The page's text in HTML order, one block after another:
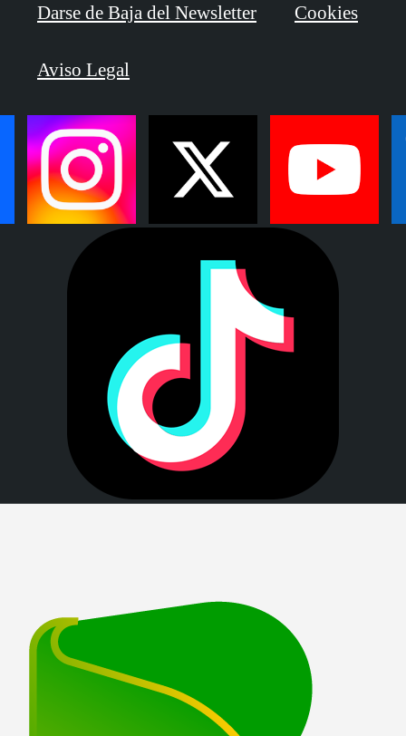
Darse de Baja del Newsletter Cookies
Aviso Legal